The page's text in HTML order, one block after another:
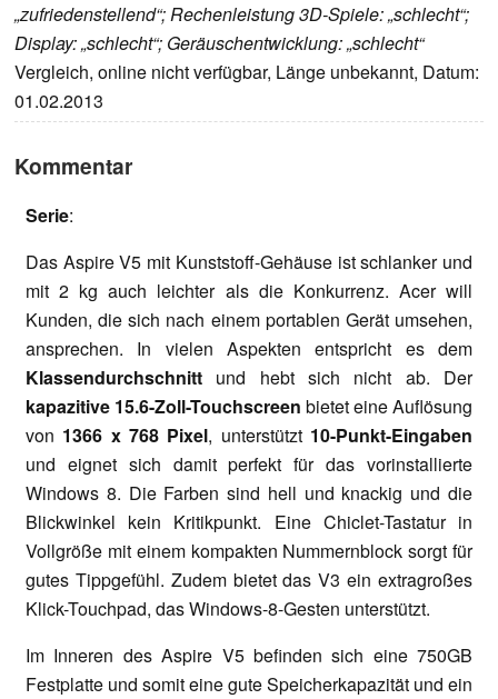
„zufriedenstellend“; Rechenleistung 3D-Spiele: „schlecht“;
Display: „schlecht“; Geräuschentwicklung: „schlecht“
Vergleich, online nicht verfügbar, Länge unbekannt, Datum:
01.02.2013
Kommentar
Serie:
Das Aspire V5 mit Kunststoff-Gehäuse ist schlanker und
mit 2 kg auch leichter als die Konkurrenz. Acer will
Kunden, die sich nach einem portablen Gerät umsehen,
ansprechen. In vielen Aspekten entspricht es dem
Klassendurchschnitt und hebt sich nicht ab. Der
kapazitive 15.6-Zoll-Touchscreen bietet eine Auflösung
von 1366 x 768 Pixel, unterstützt 10-Punkt-Eingaben
und eignet sich damit perfekt für das vorinstallierte
Windows 8. Die Farben sind hell und knackig und die
Blickwinkel kein Kritikpunkt. Eine Chiclet-Tastatur in
Vollgröße mit einem kompakten Nummernblock sorgt für
gutes Tippgefühl. Zudem bietet das V3 ein extragroßes
Klick-Touchpad, das Windows-8-Gesten unterstützt.
Im Inneren des Aspire V5 befinden sich eine 750GB
Festplatte und somit eine gute Speicherkapazität und ein